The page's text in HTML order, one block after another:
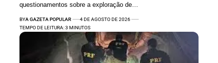
questionamentos sobre a exploração de…
BYA GAZETA POPULAR
4 DE AGOSTO DE 2026
TEMPO DE LEITURA: 3 MINUTOS